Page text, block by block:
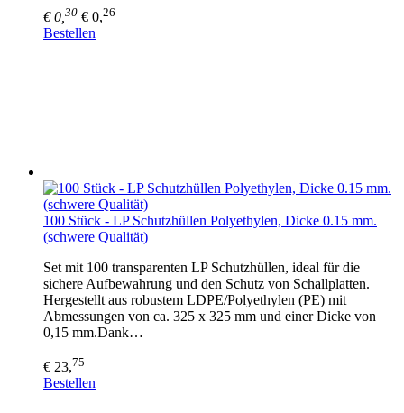
€ 0, 30 € 0,26
Bestellen
100 Stück - LP Schutzhüllen Polyethylen, Dicke 0.15 mm.
(schwere Qualität)
Set mit 100 transparenten LP Schutzhüllen, ideal für die
sichere Aufbewahrung und den Schutz von Schallplatten.
Hergestellt aus robustem LDPE/Polyethylen (PE) mit
Abmessungen von ca. 325 x 325 mm und einer Dicke von
0,15 mm.Dank…
€ 23,75
Bestellen